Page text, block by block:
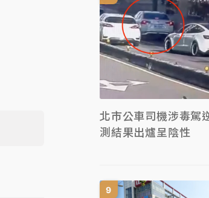
北市公車司機涉毒駕
測結果出爐呈陰性